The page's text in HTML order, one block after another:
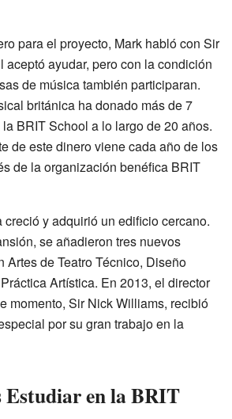
para el proyecto, Mark habló con Sir
aceptó ayudar, pero con la condición
de música también participaran.
británica ha donado más de 7
BRIT School a lo largo de 20 años.
de este dinero viene cada año de los
de la organización benéfica BRIT
creció y adquirió un edificio cercano.
se añadieron tres nuevos
Artes de Teatro Técnico, Diseño
Artística. En 2013, el director
momento, Sir Nick Williams, recibió
por su gran trabajo en la
Estudiar en la BRIT